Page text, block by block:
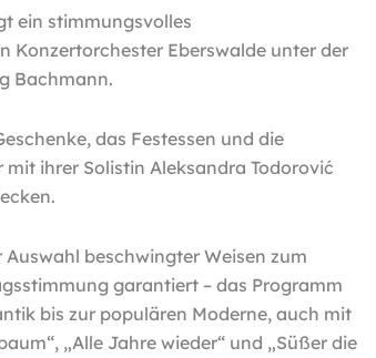
ein stimmungsvolles
Konzertorchester Eberswalde unter der
Bachmann.
das Festessen und die
ihrer Solistin Aleksandra Todorović
beschwingter Weisen zum
garantiert – das Programm
bis zur populären Moderne, auch mit
„Alle Jahre wieder“ und „Süßer die